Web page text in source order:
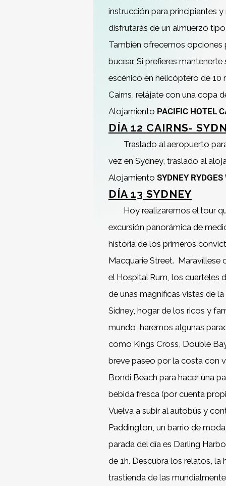
instrucción para principiantes
disfrutarás de un almuerzo
También ofrecemos opciones
bucear. Si prefieres
escénico en helicóptero de 10
Cairns, relájate con una copa
Alojamiento PACIFIC HOTEL
DÍA 12 CAIRNS-
Traslado al aeropuerto
vez en Sydney, traslado al
Alojamiento SYDNEY
DÍA 13 SYDNEY
Hoy realizaremos el tour
excursión panorámica de
historia de los primeros
Macquarie Street. Maravíllese
el Hospital Rum, los cuarteles
de unas magníficas vistas de
Sídney, hogar de los ricos y
mundo, haremos algunas
como Kings Cross, Double
breve paseo por la costa con
Bondi Beach para hacer una
bebida fresca (por cuenta
Vuelva a subir al autobús y
Paddington, un barrio de
parada del día es Darling
de 1h. Descubra los relatos,
trastienda de las